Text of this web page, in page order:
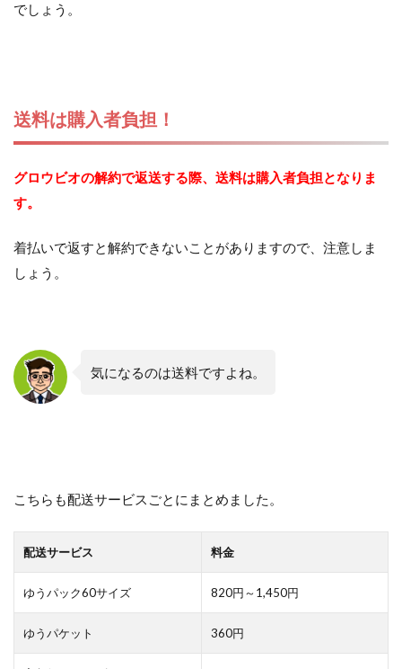
でしょう。
送料は購入者負担！
グロウビオの解約で返送する際、送料は購入者負担となりま
す。
着払いで返すと解約できないことがありますので、注意しま
しょう。
気になるのは送料ですよね。
こちらも配送サービスごとにまとめました。
配送サービス 料金
ゆうパック60サイズ 820円～1,450円
ゆうパケット 360円